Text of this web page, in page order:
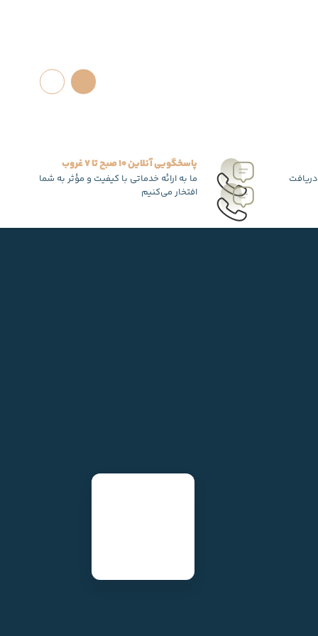
پاسخگویی آنلاین 10 صبح تا 7 غروب
ما به ارائه خدماتی با کیفیت و مؤثر به شما
افتخار می‌کنیم